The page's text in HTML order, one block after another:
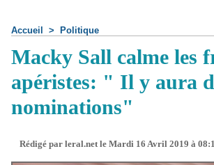
Accueil > Politique
Macky Sall calme les
apéristes: " Il y aura
nominations"
Rédigé par leral.net le Mardi 16 Avril 2019 à